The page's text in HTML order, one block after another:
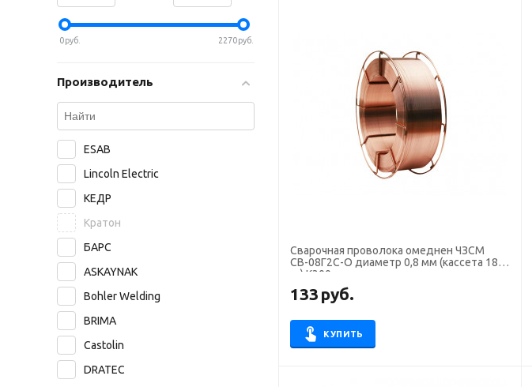
Сварочная проволока омеднен ЧЗСМ
СВ-08Г2С-О диаметр 0,8 мм (кассета 18
кг) К300
133 руб.
КУПИТЬ
0руб. 2270руб.
Производитель
ESAB
Lincoln Electric
КЕДР
Кратон
БАРС
ASKAYNAK
Bohler Welding
BRIMA
Castolin
DRATEC